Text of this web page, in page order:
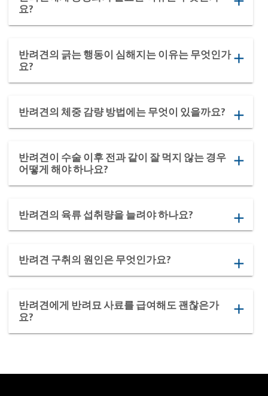
요?
반려견의 긁는 행동이 심해지는 이유는 무엇인가
요?
add
반려견의 체중 감량 방법에는 무엇이 있을까요? add
반려견이 수술 이후 전과 같이 잘 먹지 않는 경우
어떻게 해야 하나요?
add
반려견의 육류 섭취량을 늘려야 하나요? add
반려견 구취의 원인은 무엇인가요? add
반려견에게 반려묘 사료를 급여해도 괜찮은가
요?
add